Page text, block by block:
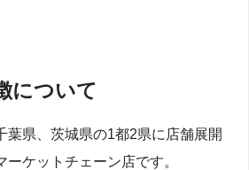
について
葉県、茨城県の1都2県に店舗展開
ケットチェーン店です。